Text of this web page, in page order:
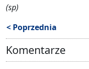
(sp)
< Poprzednia
Komentarze